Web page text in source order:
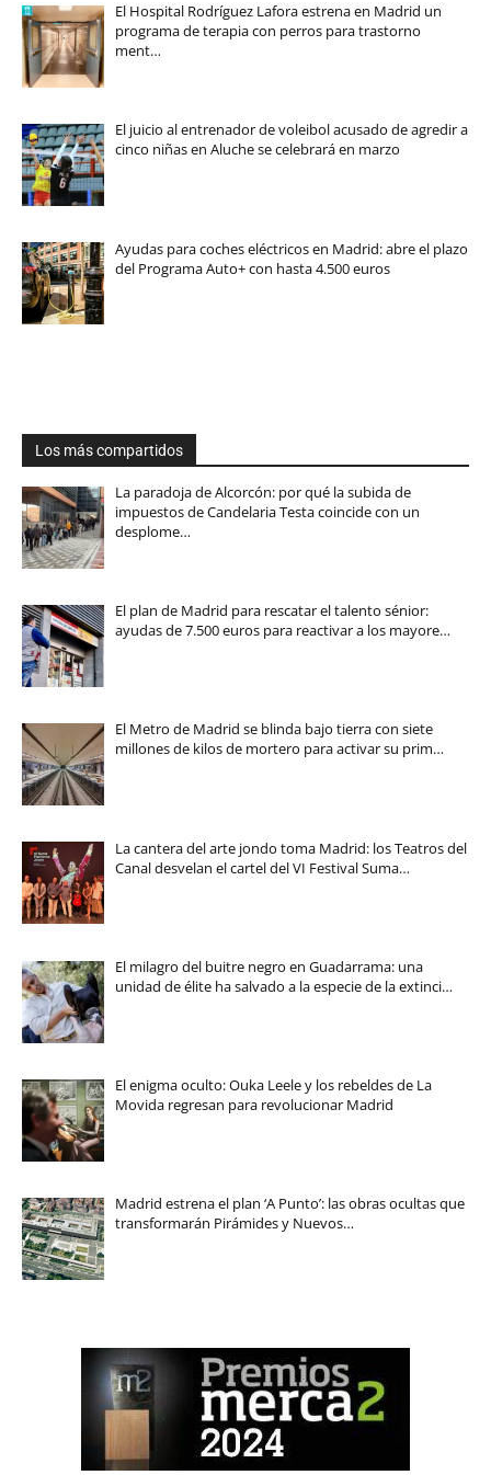
El Hospital Rodríguez Lafora estrena en Madrid un
programa de terapia con perros para trastorno
ment…
El juicio al entrenador de voleibol acusado de agredir a
cinco niñas en Aluche se celebrará en marzo
Ayudas para coches eléctricos en Madrid: abre el plazo
del Programa Auto+ con hasta 4.500 euros
Los más compartidos
La paradoja de Alcorcón: por qué la subida de
impuestos de Candelaria Testa coincide con un
desplome…
El plan de Madrid para rescatar el talento sénior:
ayudas de 7.500 euros para reactivar a los mayore…
El Metro de Madrid se blinda bajo tierra con siete
millones de kilos de mortero para activar su prim…
La cantera del arte jondo toma Madrid: los Teatros del
Canal desvelan el cartel del VI Festival Suma…
El milagro del buitre negro en Guadarrama: una
unidad de élite ha salvado a la especie de la extinci…
El enigma oculto: Ouka Leele y los rebeldes de La
Movida regresan para revolucionar Madrid
Madrid estrena el plan ‘A Punto’: las obras ocultas que
transformarán Pirámides y Nuevos…